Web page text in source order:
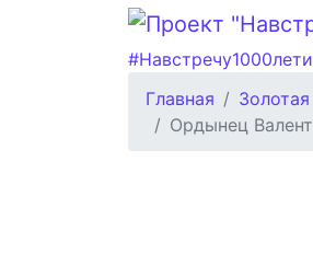
Главная Золотая
Ордынец